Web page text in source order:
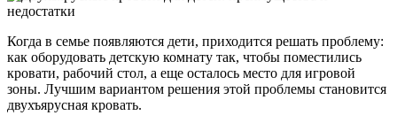
Когда в семье появляются дети, приходится решать проблему:
как оборудовать детскую комнату так, чтобы поместились
кровати, рабочий стол, а еще осталось место для игровой
зоны. Лучшим вариантом решения этой проблемы становится
двухъярусная кровать.